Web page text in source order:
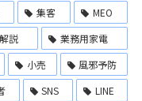
集客
MEO
説
業務用家電
小売
風邪予防
SNS
LINE